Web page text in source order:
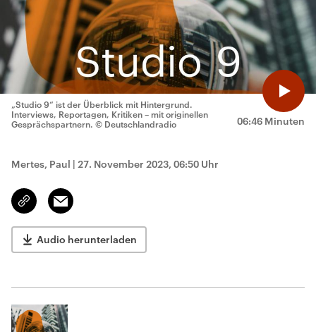
06:46 Minuten
„Studio 9“ ist der Überblick mit Hintergrund.
Interviews, Reportagen, Kritiken – mit originellen
Gesprächspartnern. © Deutschlandradio
Mertes, Paul | 27. November 2023, 06:50 Uhr
Link
kopieren/teilen
Email
Audio herunterladen